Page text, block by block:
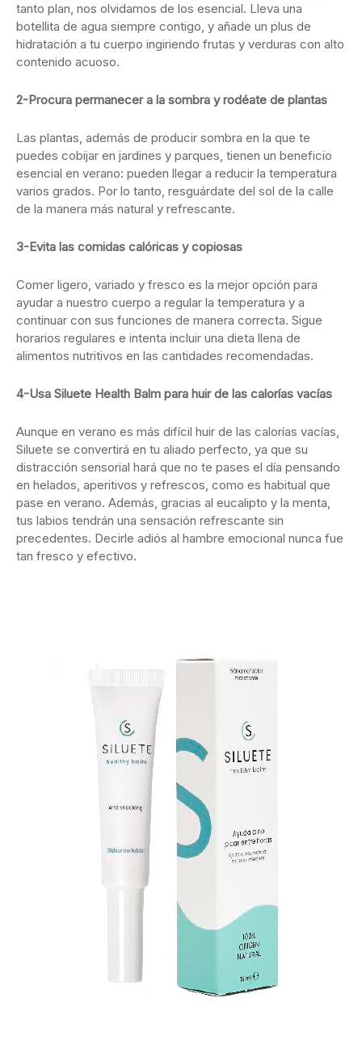
tanto plan, nos olvidamos de los esencial. Lleva una
botellita de agua siempre contigo, y añade un plus de
hidratación a tu cuerpo ingiriendo frutas y verduras con alto
contenido acuoso.
2-Procura permanecer a la sombra y rodéate de plantas
Las plantas, además de producir sombra en la que te
puedes cobijar en jardines y parques, tienen un beneficio
esencial en verano: pueden llegar a reducir la temperatura
varios grados. Por lo tanto, resguárdate del sol de la calle
de la manera más natural y refrescante.
3-Evita las comidas calóricas y copiosas
Comer ligero, variado y fresco es la mejor opción para
ayudar a nuestro cuerpo a regular la temperatura y a
continuar con sus funciones de manera correcta. Sigue
horarios regulares e intenta incluir una dieta llena de
alimentos nutritivos en las cantidades recomendadas.
4-Usa Siluete Health Balm para huir de las calorías vacías
Aunque en verano es más difícil huir de las calorías vacías,
Siluete se convertirá en tu aliado perfecto, ya que su
distracción sensorial hará que no te pases el día pensando
en helados, aperitivos y refrescos, como es habitual que
pase en verano. Además, gracias al eucalipto y la menta,
tus labios tendrán una sensación refrescante sin
precedentes. Decirle adiós al hambre emocional nunca fue
tan fresco y efectivo.